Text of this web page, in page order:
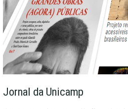
Jornal da Unicamp